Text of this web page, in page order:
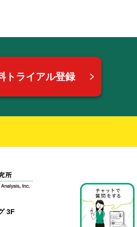
トライアル登録
3F